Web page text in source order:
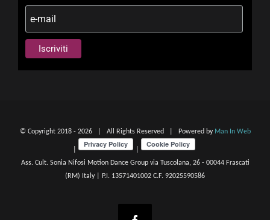
© Copyright 2018 - 2026 | All Rights Reserved | Powered by Man In Web
Ass. Cult. Sonia Nifosi Motion Dance Group via Tuscolana, 26 - 00044 Frascati
(RM) Italy | P.I. 13571401002 C.F. 92025590586